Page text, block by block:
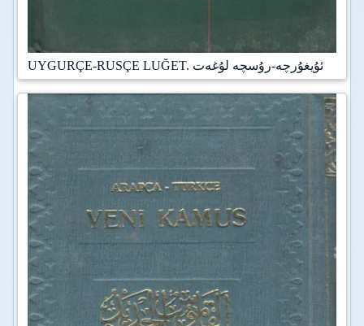
UYGURÇE-RUSÇE LUĞET. ئۇيغۇرچە-رۇسچە لۇغەت